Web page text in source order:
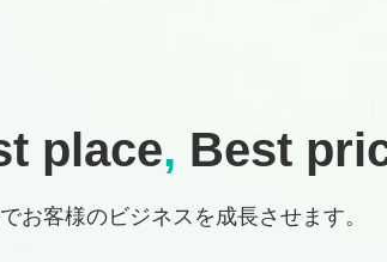
place, Best
お客様のビジネスを成長させます。